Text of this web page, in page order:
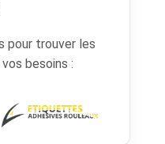
pour trouver les
besoins :